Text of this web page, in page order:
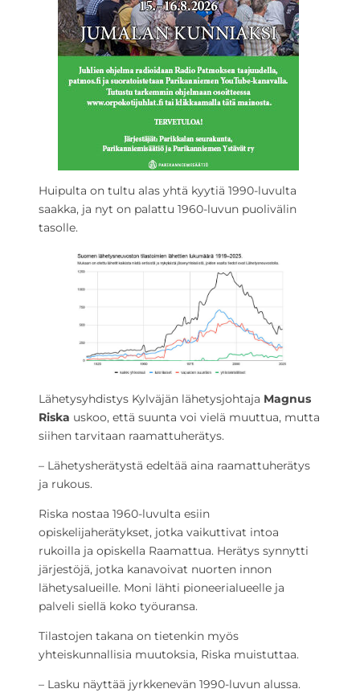
Huipulta on tultu alas yhtä kyytiä 1990-luvulta
saakka, ja nyt on palattu 1960-luvun puolivälin
tasolle.
Lähetysyhdistys Kylväjän lähetysjohtaja Magnus
Riska uskoo, että suunta voi vielä muuttua, mutta
siihen tarvitaan raamattuherätys.
– Lähetysherätystä edeltää aina raamattuherätys
ja rukous.
Riska nostaa 1960-luvulta esiin
opiskelijaherätykset, jotka vaikuttivat intoa
rukoilla ja opiskella Raamattua. Herätys synnytti
järjestöjä, jotka kanavoivat nuorten innon
lähetysalueille. Moni lähti pioneerialueelle ja
palveli siellä koko työuransa.
Tilastojen takana on tietenkin myös
yhteiskunnallisia muutoksia, Riska muistuttaa.
– Lasku näyttää jyrkkenevän 1990-luvun alussa.